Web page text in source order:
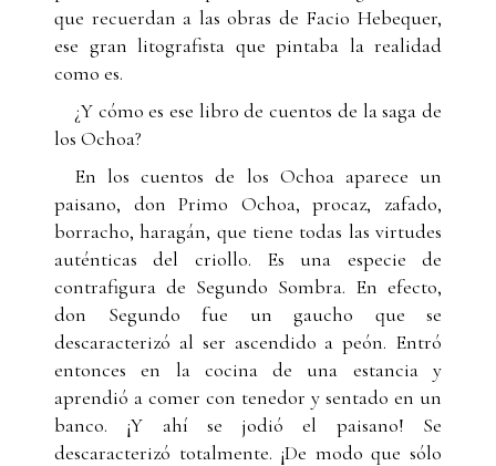
que recuerdan a las obras de Facio Hebequer,
ese gran litografista que pintaba la realidad
como es.
¿Y cómo es ese libro de cuentos de la saga de
los Ochoa?
En los cuentos de los Ochoa aparece un
paisano, don Primo Ochoa, procaz, zafado,
borracho, haragán, que tiene todas las virtudes
auténticas del criollo. Es una especie de
contrafigura de Segundo Sombra. En efecto,
don Segundo fue un gaucho que se
descaracterizó al ser ascendido a peón. Entró
entonces en la cocina de una estancia y
aprendió a comer con tenedor y sentado en un
banco. ¡Y ahí se jodió el paisano! Se
descaracterizó totalmente. ¡De modo que sólo